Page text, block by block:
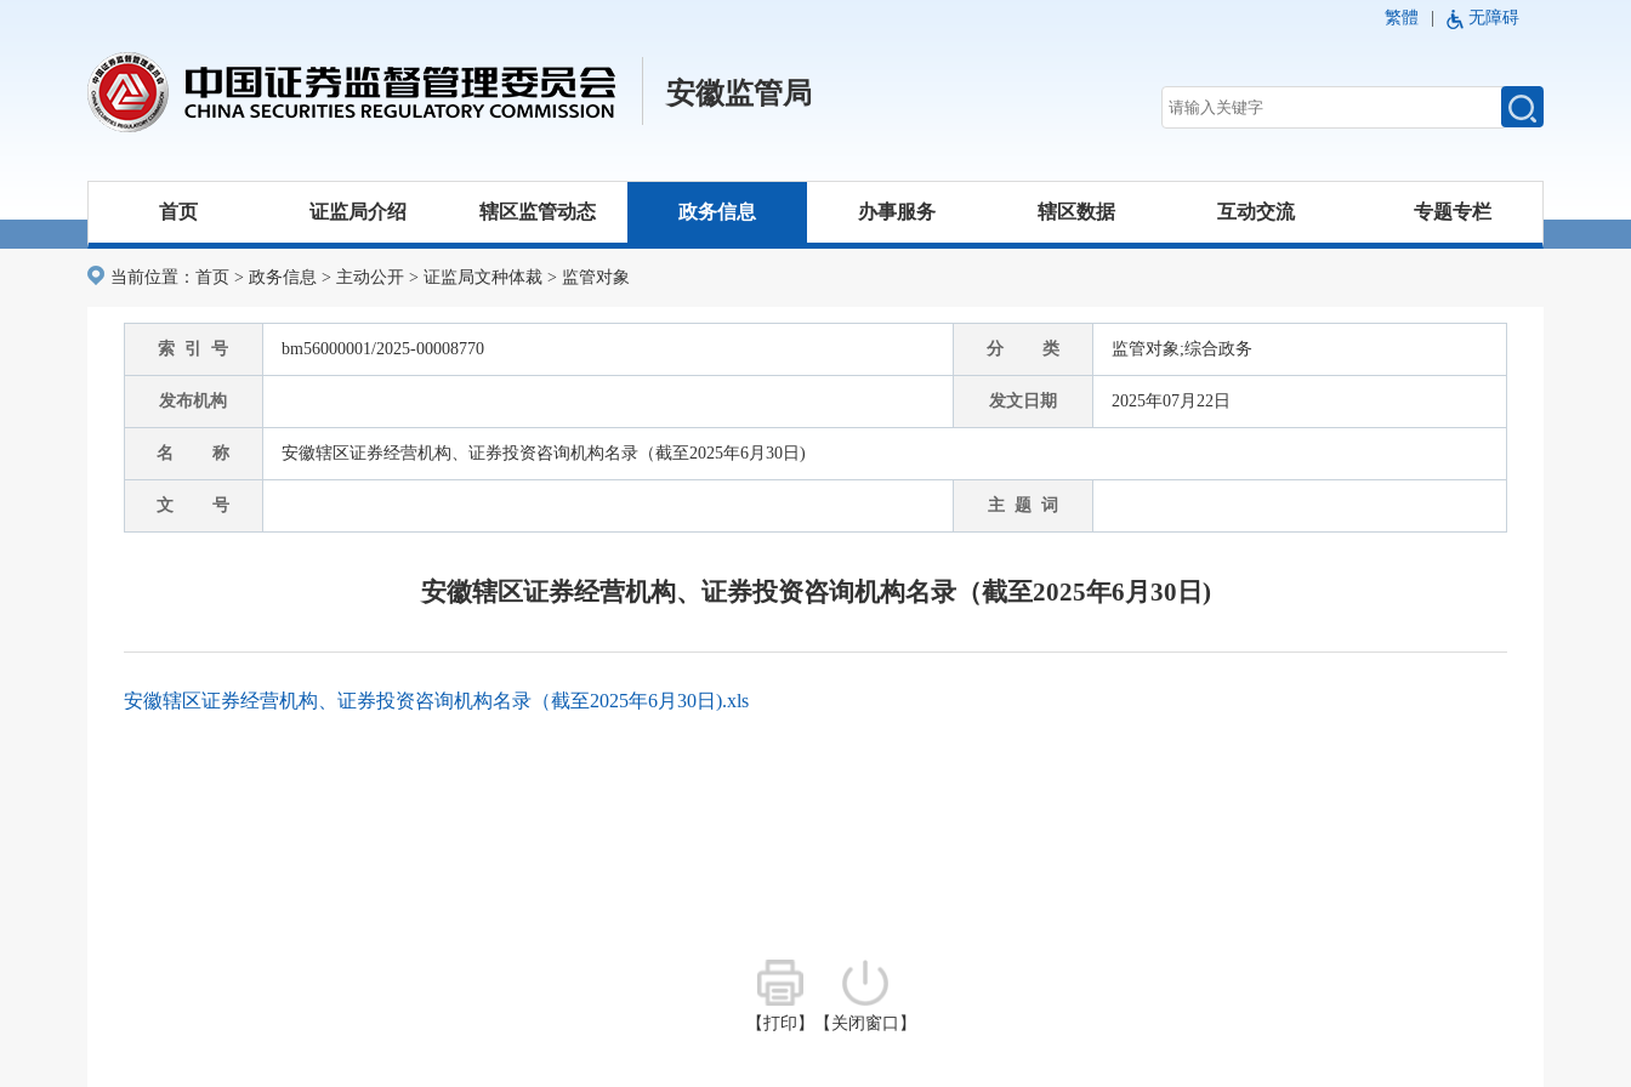
繁體 无障碍
安徽监管局
首页 证监局介绍 辖区监管动态 政务信息 办事服务 辖区数据 互动交流 专题专栏
当前位置： 首页 > 政务信息 > 主动公开 > 证监局文种体裁 > 监管对象
索 引 号 bm56000001/2025-00008770 分 类 监管对象;综合政务
发布机构 发文日期 2025年07月22日
名 称 安徽辖区证券经营机构、证券投资咨询机构名录（截至2025年6月30日)
文 号 主 题 词
安徽辖区证券经营机构、证券投资咨询机构名录（截至2025年6月30日)
安徽辖区证券经营机构、证券投资咨询机构名录（截至2025年6月30日).xls
【打印】 【关闭窗口】